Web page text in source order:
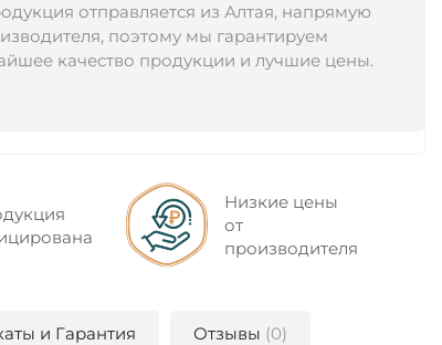
отправляется из Алтая, напрямую
поэтому мы гарантируем
качество продукции и лучшие цены.
Низкие цены
от
производителя
и Гарантия Отзывы (0)